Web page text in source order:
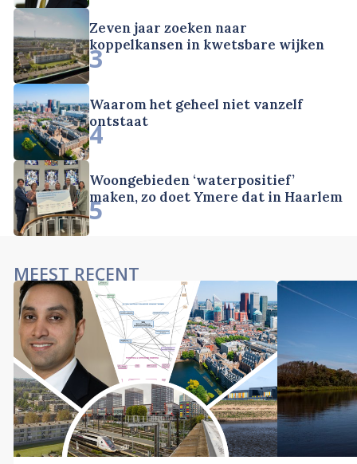
Zeven jaar zoeken naar
koppelkansen in kwetsbare wijken
3
Waarom het geheel niet vanzelf
ontstaat
4
Woongebieden ‘waterpositief’
maken, zo doet Ymere dat in Haarlem
5
MEEST RECENT